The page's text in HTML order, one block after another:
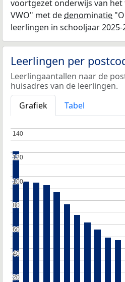
voortgezet onderwijs van het
VWO" met dedenominatie
leerlingen in schooljaar 2025-
Leerlingen per
Leerlingaantallen naar de
huisadres van de leerlingen.
Grafiek
Tabel
20
20
40
40
60
60
80
80
100
100
120
120
140
140